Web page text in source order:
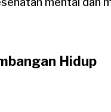
Hidup